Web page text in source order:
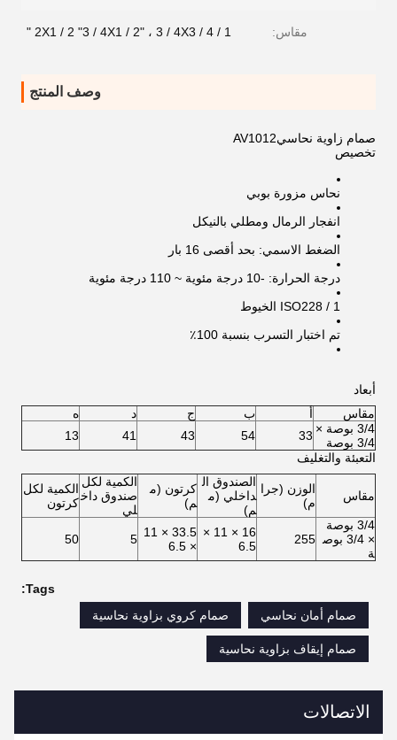
مقاس: 1 / 2X1 / 2 "3 / 4X1 / 2" ، 3 / 4X3 / 4 "
وصف المنتج
صمام زاوية نحاسيAV1012
تخصيص
نحاس مزورة بوبي
انفجار الرمال ومطلي بالنيكل
الضغط الاسمي: بحد أقصى 16 بار
درجة الحرارة: -10 درجة مئوية ~ 110 درجة مئوية
ISO228 / 1 الخيوط
تم اختبار التسرب بنسبة 100٪
أبعاد
مقاس
أ ب ج د
ه
3/4 بوصة ×
3/4 بوصة
33
54
43
41
13
التعبئة والتغليف
مقاس
الوزن (جرا
م)
الصندوق ال
داخلي (م
م)
كرتون (م
م)
الكمية لكل
صندوق داخ
لي
الكمية لكل
كرتون
3/4 بوصة
× 3/4 بوص
ة
255
16 × 11 ×
6.5
33.5 × 11
× 6.5
5
50
Tags:
صمام أمان نحاسي
صمام كروي بزاوية نحاسية
صمام إيقاف بزاوية نحاسية
الاتصالات